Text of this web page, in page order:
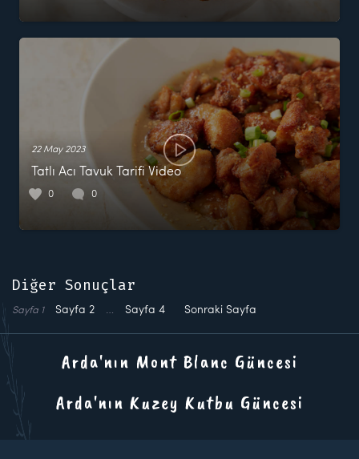
22 May 2023
Tatlı Acı Tavuk Tarifi Video
0 0
Diğer Sonuçlar
Sayfa 1 Sayfa 2 … Sayfa 4 Sonraki Sayfa
Arda'nın Mont Blanc Güncesi
Arda'nın Kuzey Kutbu Güncesi